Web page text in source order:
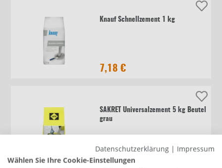
Knauf Schnellzement 1 kg
7,18 €
SAKRET Universalzement 5 kg Beutel
grau
4,79 €
Datenschutzerklärung | Impressum
Wählen Sie Ihre Cookie-Einstellungen